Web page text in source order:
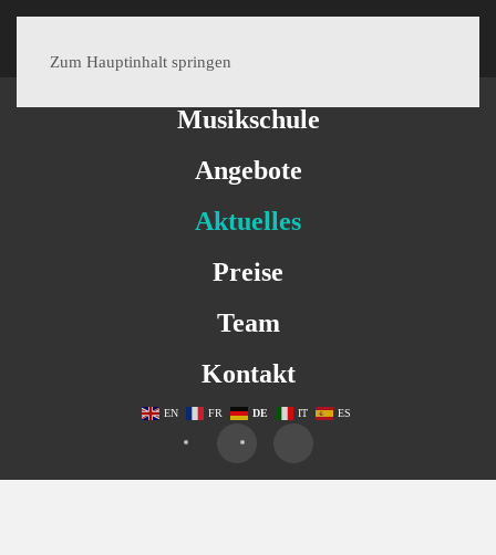
Zum Hauptinhalt springen
Musikschule
Angebote
Aktuelles
Preise
Team
Kontakt
EN FR DE IT ES